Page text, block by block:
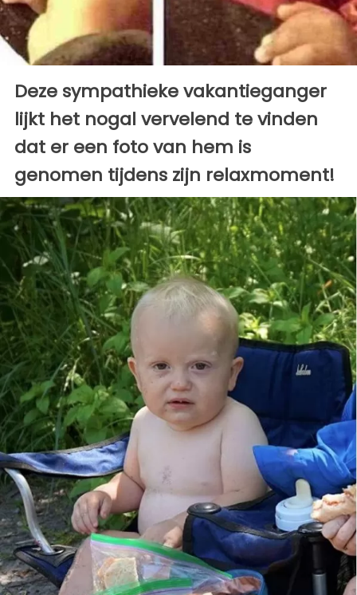
Deze sympathieke vakantieganger
lijkt het nogal vervelend te vinden
dat er een foto van hem is
genomen tijdens zijn relaxmoment!